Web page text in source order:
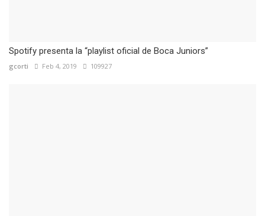
Spotify presenta la “playlist oficial de Boca Juniors”
gcorti Feb 4, 2019 109927